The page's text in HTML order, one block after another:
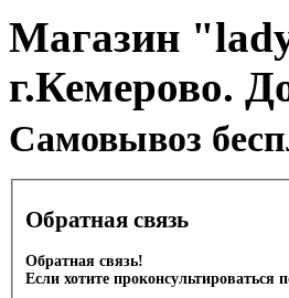
Магазин
г.Кемерово.
Cамовывоз
Обратная связь
Обратная связь!
Если хотите